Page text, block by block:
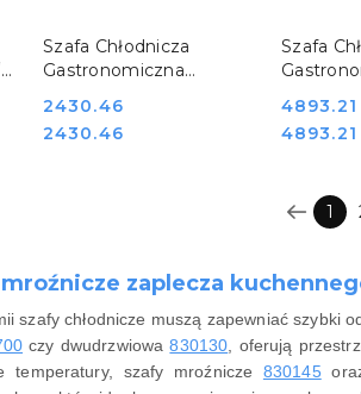
Szafa Chłodnicza
Gastronomiczna
Stalgast 880175
Cena:
2430.46
Cena:
2430.46
DO KOSZYKA
Szafa
850590
Cena:
4893.21
Cena:
4893.21
1
zaplecza
szafy chłodnicze muszą zapewniać
czy dwudrzwiowa830130 , oferują
temperatury, szafy mroźnicze 830145